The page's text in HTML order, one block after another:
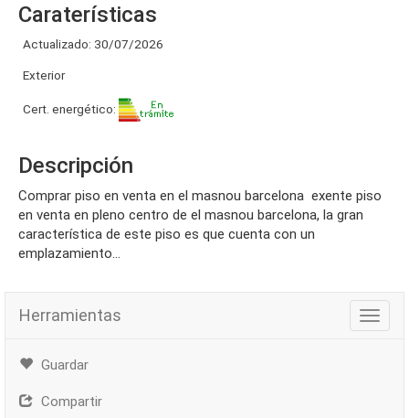
Caraterísticas
Actualizado: 30/07/2026
Exterior
Cert. energético:
Descripción
comprar piso en venta en el masnou barcelona exente piso
en venta en pleno centro de el masnou barcelona, la gran
característica de este piso es que cuenta con un
emplazamiento...
Herramientas
Guardar
Compartir